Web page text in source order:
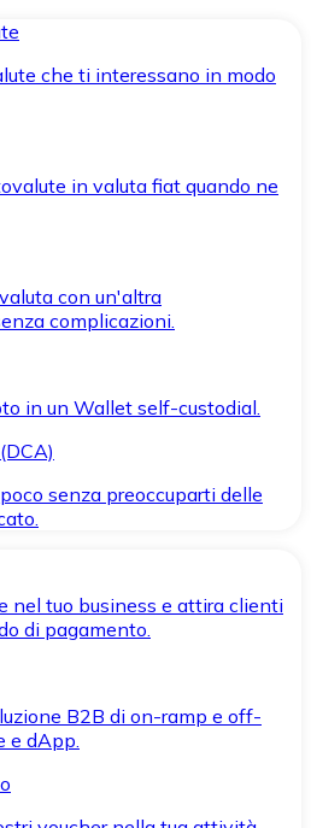
che ti interessano in modo
in valuta fiat quando ne
con un'altra
complicazioni.
in un Wallet self-custodial.
senza preoccuparti delle
nel tuo business e attira clienti
di pagamento.
B2B di on-ramp e off-
e dApp.